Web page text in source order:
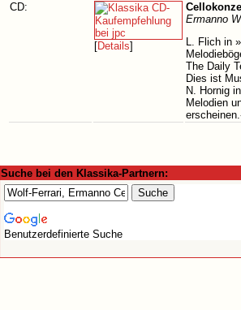
CD:
[Details]
Ermanno
L. Flich in
The Daily
Dies ist
N. Hornig
Melodien
Suche bei den Klassika-Partnern:
Benutzerdefinierte Suche